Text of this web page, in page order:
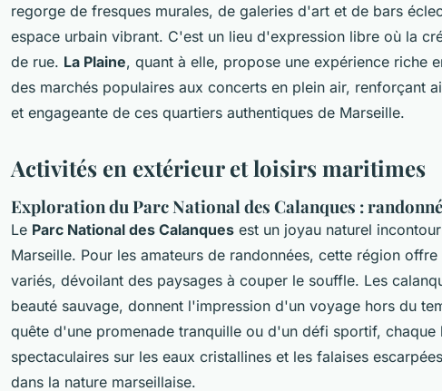
regorge de fresques murales, de galeries d'art et de bars
espace urbain vibrant. C'est un lieu d'expression libre où la
de rue. La Plaine, quant à elle, propose une expérience riche
des marchés populaires aux concerts en plein air, renforçant
et engageante de ces quartiers authentiques de Marseille.
Activités en extérieur et loisirs maritimes
Exploration du Parc National des Calanques :
Le Parc National des Calanques est un joyau naturel
Marseille. Pour les amateurs de randonnées, cette région
variés, dévoilant des paysages à couper le souffle. Les
beauté sauvage, donnent l'impression d'un voyage hors du
quête d'une promenade tranquille ou d'un défi sportif, chaque
spectaculaires sur les eaux cristallines et les falaises
dans la nature marseillaise.